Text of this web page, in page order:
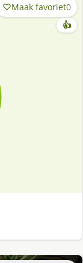
Maak favoriet0
👍